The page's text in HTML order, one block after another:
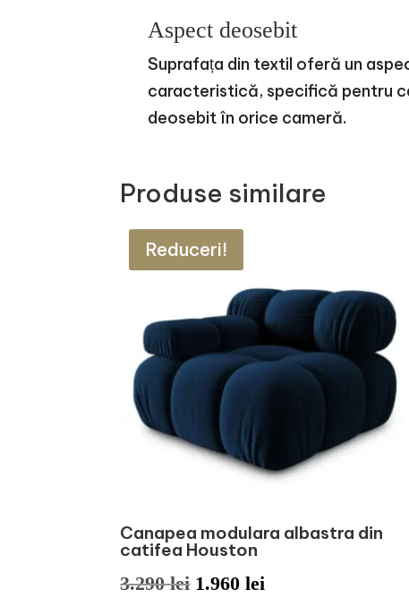
Aspect deosebit
Suprafața din textil oferă un
caracteristică, specifică pentru
deosebit în orice cameră.
Produse similare
Reduceri!
Canapea modulara albastra din
catifea Houston
3.290lei Prețul
1.960lei